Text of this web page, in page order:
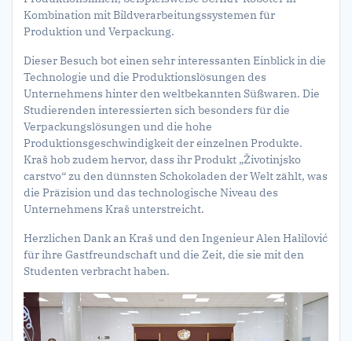
Kombination mit Bildverarbeitungssystemen für
Produktion und Verpackung.
Dieser Besuch bot einen sehr interessanten Einblick in die
Technologie und die Produktionslösungen des
Unternehmens hinter den weltbekannten Süßwaren. Die
Studierenden interessierten sich besonders für die
Verpackungslösungen und die hohe
Produktionsgeschwindigkeit der einzelnen Produkte.
Kraš hob zudem hervor, dass ihr Produkt „Životinjsko
carstvo“ zu den dünnsten Schokoladen der Welt zählt, was
die Präzision und das technologische Niveau des
Unternehmens Kraš unterstreicht.
Herzlichen Dank an Kraš und den Ingenieur Alen Halilović
für ihre Gastfreundschaft und die Zeit, die sie mit den
Studenten verbracht haben.